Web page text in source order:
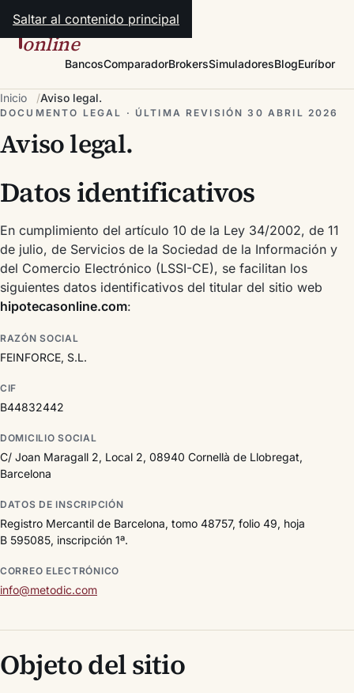
Saltar al contenido principal
hipotecas
online
BancosComparadorBrokersSimuladoresBlogEuríbor
Inicio Aviso legal.
DOCUMENTO LEGAL · ÚLTIMA REVISIÓN 30 ABRIL 2026
Aviso legal.
Datos identificativos
En cumplimiento del artículo 10 de la Ley 34/2002, de 11
de julio, de Servicios de la Sociedad de la Información y
del Comercio Electrónico (LSSI-CE), se facilitan los
siguientes datos identificativos del titular del sitio web
hipotecasonline.com:
RAZÓN SOCIAL
FEINFORCE, S.L.
CIF
B44832442
DOMICILIO SOCIAL
C/ Joan Maragall 2, Local 2, 08940 Cornellà de Llobregat,
Barcelona
DATOS DE INSCRIPCIÓN
Registro Mercantil de Barcelona, tomo 48757, folio 49, hoja
B 595085, inscripción 1ª.
CORREO ELECTRÓNICO
info@metodic.com
Objeto del sitio